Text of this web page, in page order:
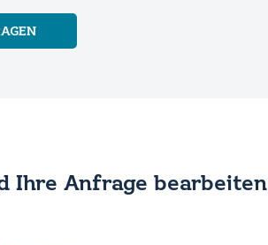
Ihre Anfrage bearbeiten